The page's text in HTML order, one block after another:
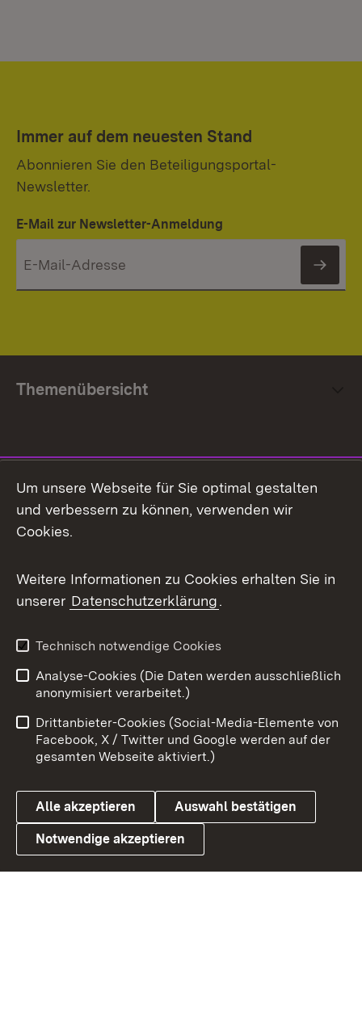
Immer auf dem neuesten Stand
Abonnieren Sie den Beteiligungsportal-
Newsletter.
E-Mail zur Newsletter-Anmeldung
Themenübersicht
Facebook
X / Twitter
Youtube
Link zum Landesportal
Impressum
Kontakt
Barrierefreiheit
Datenschutz
Cookies
Um unsere Webseite für Sie optimal gestalten
und verbessern zu können, verwenden wir
Cookies.
Weitere Informationen zu Cookies erhalten Sie in
unserer Datenschutzerklärung.
Technisch notwendige Cookies
Analyse-Cookies (Die Daten werden ausschließlich
anonymisiert verarbeitet.)
Drittanbieter-Cookies (Social-Media-Elemente von
Facebook, X / Twitter und Google werden auf der
gesamten Webseite aktiviert.)
Alle akzeptieren Auswahl bestätigen
Notwendige akzeptieren